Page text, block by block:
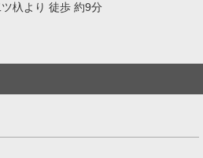
杁より 徒歩 約9分